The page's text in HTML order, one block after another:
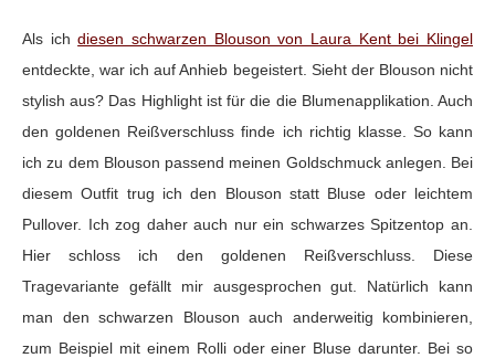
Als ichdiesen schwarzen Blouson von Laura Kent bei Klingel
entdeckte, war ich auf Anhieb begeistert. Sieht der Blouson nicht
stylish aus? Das Highlight ist für die die Blumenapplikation. Auch
den goldenen Reißverschluss finde ich richtig klasse. So kann
ich zu dem Blouson passend meinen Goldschmuck anlegen. Bei
diesem Outfit trug ich den Blouson statt Bluse oder leichtem
Pullover. Ich zog daher auch nur ein schwarzes Spitzentop an.
Hier schloss ich den goldenen Reißverschluss. Diese
Tragevariante gefällt mir ausgesprochen gut. Natürlich kann
man den schwarzen Blouson auch anderweitig kombinieren,
zum Beispiel mit einem Rolli oder einer Bluse darunter. Bei so